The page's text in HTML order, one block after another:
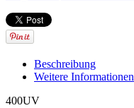
Beschreibung
Weitere Informationen
400UV